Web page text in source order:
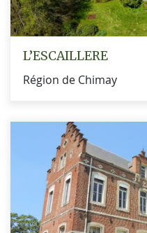
L’ESCAILLERE
Région de Chimay